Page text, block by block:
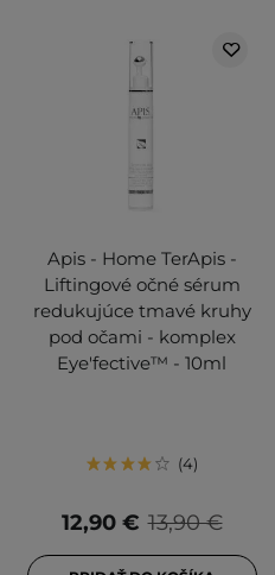
Apis - Home TerApis -
Liftingové očné sérum
redukujúce tmavé kruhy
pod očami - komplex
Eye'fective™ - 10ml
4
13,90 €
12,90 €